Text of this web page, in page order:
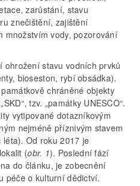
zarůstání, stavu
znečištění, zajištění
množstvím vody, pozorování
ohrožení stavu vodních prvků
bioseston, rybí obsádka).
chráněné objekty
tzv. „památky UNESCO“.
vytipované dotazníkovým
nejméně příznivým stavem
Od roku 2017 je
(obr. 1). Poslední fází
do článku, je zobecnění
péče o kulturní dědictví.